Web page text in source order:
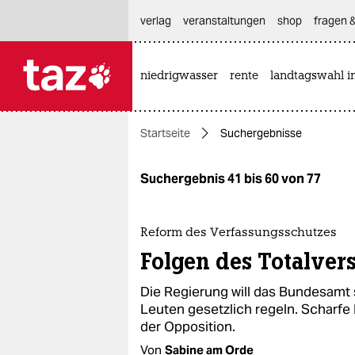
themen
politik
gesellschaft
kultur
sport
verlag
veranstaltungen shop fragen
niedrigwasser rente landtagswahl
Startseite Suchergebnisse
Suchergebnis 41 bis 60 von 77
Reform des Verfassungsschutzes
Folgen des
Die Regierung will das
Leuten gesetzlich regeln.
der Opposition.
Von Sabine am Orde